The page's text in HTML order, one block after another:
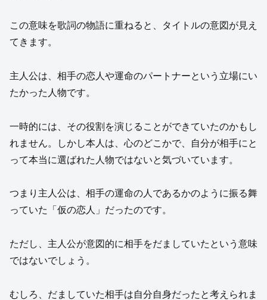
この意味を歌詞の物語に重ねると、タイトルの意図が見え
てきます。
主人公は、相手の恋人や運命のパートナーという立場にい
たかった人物です。
一時的には、その役割を演じることができていたのかもし
れません。しかし本人は、心のどこかで、自分が相手にと
って本当に選ばれた人物ではないと気づいています。
つまり主人公は、相手の運命の人であるかのように振る舞
っていた「仮の恋人」だったのです。
ただし、主人公が意図的に相手をだましていたという意味
ではないでしょう。
むしろ、だましていた相手は自分自身だったと考えられま